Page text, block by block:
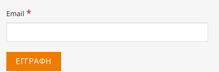
Email *